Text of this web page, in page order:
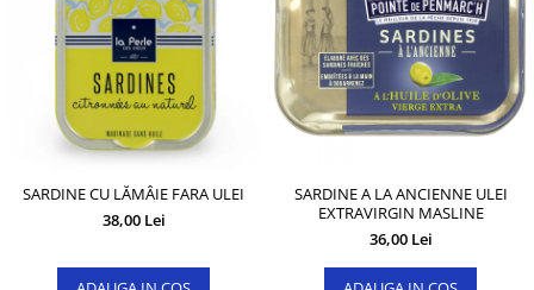
SARDINE CU LĂMÂIE FARA ULEI
38,00 Lei
SARDINE A LA ANCIENNE ULEI
EXTRAVIRGIN MASLINE
36,00 Lei